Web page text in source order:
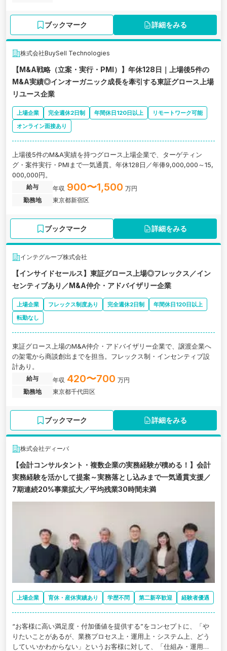
ブックマーク 詳細をみる
株式会社BuySell Technologies
【M&A戦略（立案・実行・PMI）】年休128日｜上場後5件の
M&A実績◎インオーガニック成長を牽引する東証グロース上場
リユース企業
上場企業 完全週休2日制 年間休日120日以上
リモートワーク可能
オンライン面接あり
上場後5件のM&A実績を持つグロース上場企業で、ターゲティン
グ・案件実行・PMIまで一気通貫。年休128日／年俸9,000,000～15,
000,000円。
給与 年収 900〜1,500 万円
勤務地
東京都新宿区
ブックマーク 詳細をみる
インテグループ株式会社
【インサイドセールス】東証グロース上場◎フレックス／イン
センティブあり／M&A仲介・アドバイザリー企業
上場企業 フレックス制度あり 完全週休2日制
年間休日120日以上
転勤なし
東証グロース上場のM&A仲介・アドバイザリー企業で、譲渡企業へ
の架電から商談創出までを担当。フレックス制・インセンティブ設
計あり。
給与 年収 420〜700 万円
勤務地
東京都千代田区
ブックマーク 詳細をみる
株式会社ディーバ
【会計コンサルタント・複数企業の実務経験が積める！】会計
実務経験を活かして提案～実務落とし込みまで一気通貫支援／
7期連続20%事業拡大／平均残業30時間未満
上場企業 育休・産休実績あり 学歴不問 第二新卒歓迎 経験者優遇
“お客様に高い満足度・付加価値を提供する”をコンセプトに、「や
りたいことがあるが、業務プロセス上・運用上・システム上、どう
していいかわからない」というお客様に対して、「仕組み・運用・